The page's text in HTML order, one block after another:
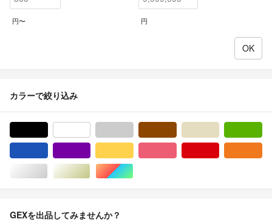
円〜 円
カラーで絞り込み
シルバー/銀色系ゴールド/金色系マルチカラー
GEXを出品してみませんか？